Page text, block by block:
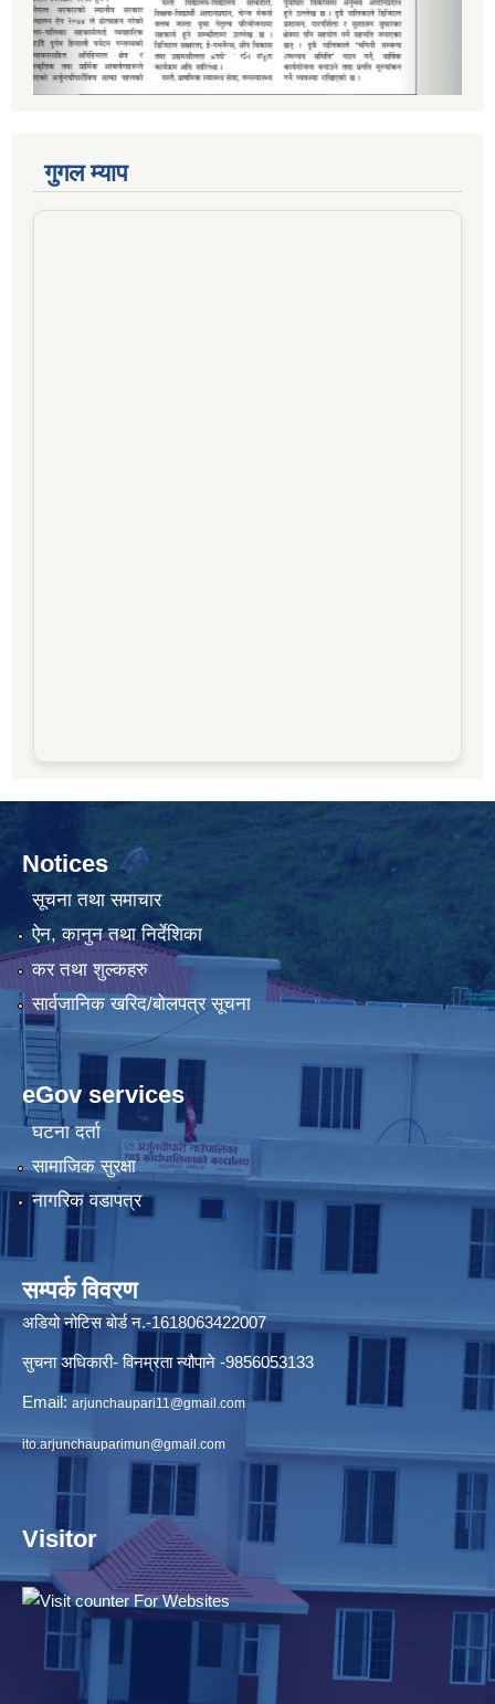
गुगल म्याप
Notices
सूचना तथा समाचार
ऐन, कानुन तथा निर्देशिका
कर तथा शुल्कहरु
सार्वजानिक खरिद/बोलपत्र सूचना
eGov services
घटना दर्ता
सामाजिक सुरक्षा
नागरिक वडापत्र
सम्पर्क विवरण
अडियो नोटिस बोर्ड न.-1618063422007
सुचना अधिकारी- विनम्रता न्यौपाने -9856053133
Email: arjunchaupari11@gmail.com
ito.arjunchauparimun@gmail.com
Visitor